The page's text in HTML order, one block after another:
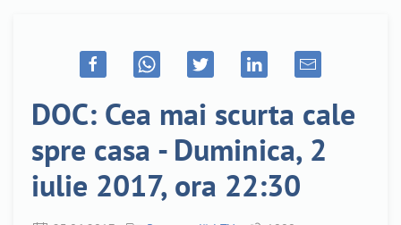
DOC: Cea mai scurta cale
spre casa - Duminica, 2
iulie 2017, ora 22:30